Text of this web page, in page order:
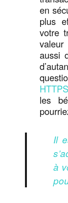
en
plus
votre
aussi
HTTPS
les
Il
à